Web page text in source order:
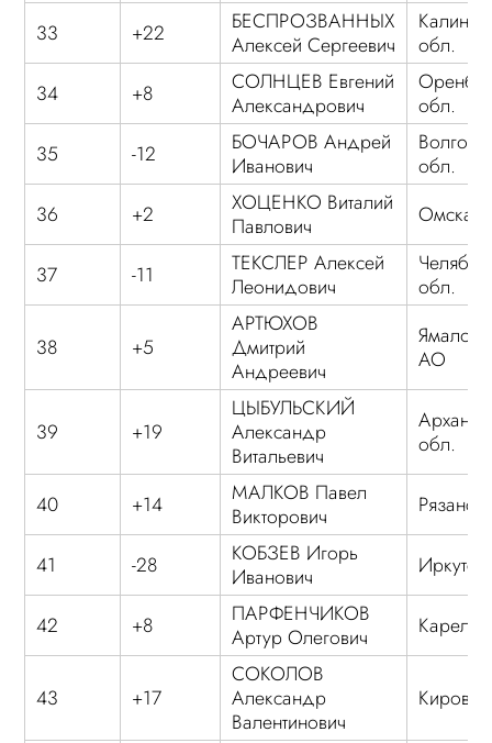
33 +22
БЕСПРОЗВАННЫХ
Алексей Сергеевич
обл.
34
+8
СОЛНЦЕВ Евгений
Александрович
обл.
35
-12
БОЧАРОВ Андрей
Иванович
обл.
36
+2
ХОЦЕНКО Виталий
Павлович
Омская
37 -11
ТЕКСЛЕР Алексей
Леонидович
обл.
38 +5
АРТЮХОВ
Дмитрий
Андреевич
Ямало-
АО
39 +19
ЦЫБУЛЬСКИЙ
Александр
Витальевич
обл.
40 +14
МАЛКОВ Павел
Викторович
41 -28
КОБЗЕВ Игорь
Иванович
42 +8
ПАРФЕНЧИКОВ
Артур Олегович
Карелия
43 +17
СОКОЛОВ
Александр
Валентинович